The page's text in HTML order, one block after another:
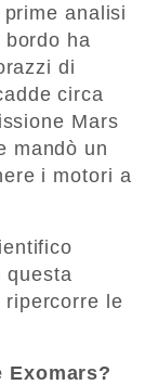
analisi
ha
di
circa
Mars
mandò un
i motori a
questa
ripercorre le
Exomars?